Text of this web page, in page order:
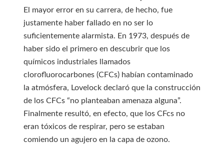
El mayor error en su carrera, de hecho, fue
justamente haber fallado en no ser lo
suficientemente alarmista. En 1973, después de
haber sido el primero en descubrir que los
químicos industriales llamados
clorofluorocarbones (CFCs) habían contaminado
la atmósfera, Lovelock declaró que la construcción
de los CFCs “no planteaban amenaza alguna”.
Finalmente resultó, en efecto, que los CFcs no
eran tóxicos de respirar, pero se estaban
comiendo un agujero en la capa de ozono.